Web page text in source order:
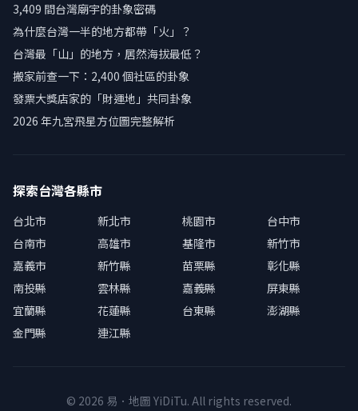
3,409 間台灣廟宇的卦象密碼
為什麼台灣一半的地方都帶「火」？
台灣最「山」的地方，居然海拔最低？
搬家前查一下：2,400 個社區的卦象
發票大獎店家的「財運地」共同卦象
2026 年九宮飛星方位圖完整解析
探索台灣各縣市
台北市 新北市 桃園市
台中市
台南市
高雄市 基隆市
新竹市
嘉義市
新竹縣 苗栗縣
彰化縣
南投縣
雲林縣 嘉義縣
屏東縣
宜蘭縣
花蓮縣 台東縣
澎湖縣
金門縣
連江縣
© 2026 易．地圖 YiDiTu. All rights reserved.